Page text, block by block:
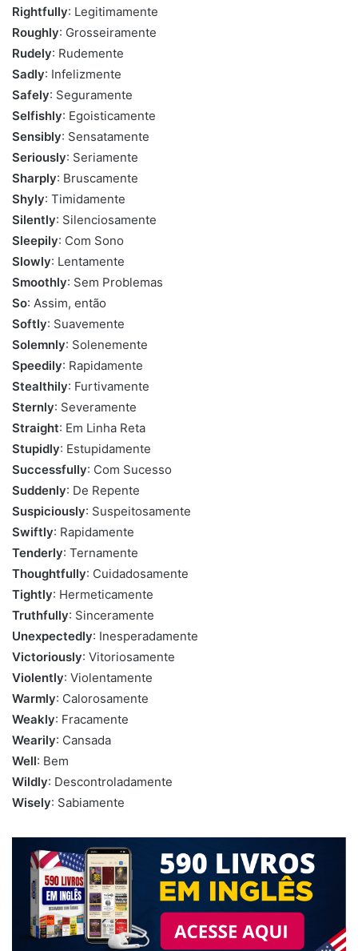
Rightfully: Legitimamente
Roughly: Grosseiramente
Rudely: Rudemente
Sadly: Infelizmente
Safely: Seguramente
Selfishly: Egoisticamente
Sensibly: Sensatamente
Seriously: Seriamente
Sharply: Bruscamente
Shyly: Timidamente
Silently: Silenciosamente
Sleepily: Com Sono
Slowly: Lentamente
Smoothly: Sem Problemas
So: Assim, então
Softly: Suavemente
Solemnly: Solenemente
Speedily: Rapidamente
Stealthily: Furtivamente
Sternly: Severamente
Straight: Em Linha Reta
Stupidly: Estupidamente
Successfully: Com Sucesso
Suddenly: De Repente
Suspiciously: Suspeitosamente
Swiftly: Rapidamente
Tenderly: Ternamente
Thoughtfully: Cuidadosamente
Tightly: Hermeticamente
Truthfully: Sinceramente
Unexpectedly: Inesperadamente
Victoriously: Vitoriosamente
Violently: Violentamente
Warmly: Calorosamente
Weakly: Fracamente
Wearily: Cansada
Well: Bem
Wildly: Descontroladamente
Wisely: Sabiamente